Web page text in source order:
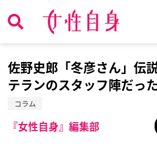
佐野史郎「冬彦さん」伝
テランのスタッフ陣だっ
コラム
『女性自身』編集部